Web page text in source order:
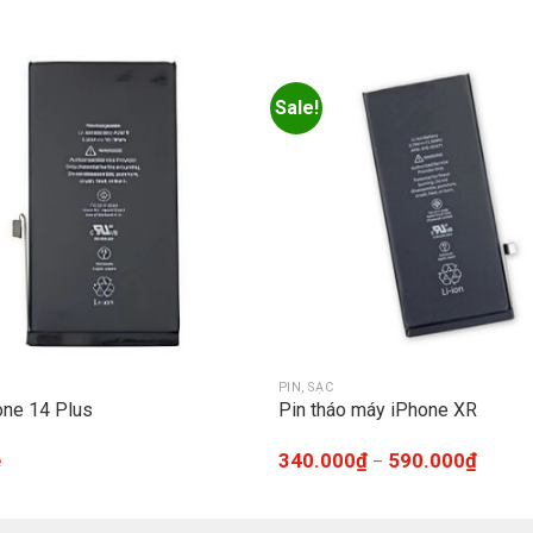
14 Plus
Sale!
PIN, SẠC
Pin tháo máy iPhone XR
340.000₫– 590.000₫